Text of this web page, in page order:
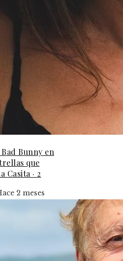
Bunny en
que
Casita · 2
2 meses